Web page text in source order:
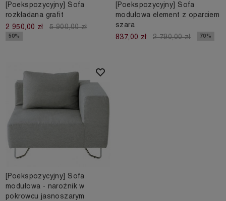
[Poekspozycyjny] Sofa
rozkładana grafit
2 950,00 zł
5 900,00 zł
50%
[Poekspozycyjny] Sofa
modułowa element z oparciem
szara
837,00 zł
2 790,00 zł 70%
[Poekspozycyjny] Sofa
modułowa - narożnik w
pokrowcu jasnoszarym